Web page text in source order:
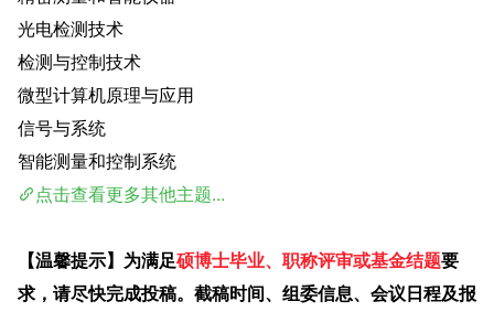
光电检测技术
检测与控制技术
微型计算机原理与应用
信号与系统
智能测量和控制系统
点击查看更多其他主题...
【温馨提示】为满足硕博士毕业、职称评审或基金结题要
求，请尽快完成投稿。截稿时间、组委信息、会议日程及报